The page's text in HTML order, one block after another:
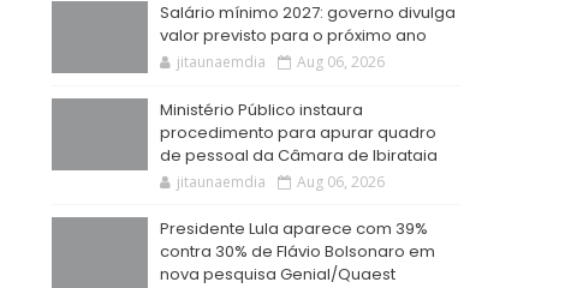
Salário mínimo 2027: governo divulga
valor previsto para o próximo ano
jitaunaemdia Aug 06, 2026
Ministério Público instaura
procedimento para apurar quadro
de pessoal da Câmara de Ibirataia
jitaunaemdia Aug 06, 2026
Presidente Lula aparece com 39%
contra 30% de Flávio Bolsonaro em
nova pesquisa Genial/Quaest